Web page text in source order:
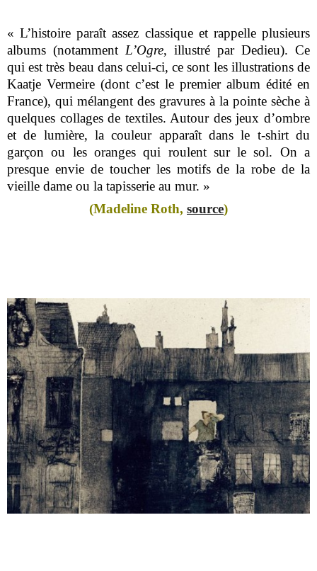
« L’histoire paraît assez classique et rappelle plusieurs
albums (notamment L’Ogre, illustré par Dedieu). Ce
qui est très beau dans celui-ci, ce sont les illustrations de
Kaatje Vermeire (dont c’est le premier album édité en
France), qui mélangent des gravures à la pointe sèche à
quelques collages de textiles. Autour des jeux d’ombre
et de lumière, la couleur apparaît dans le t-shirt du
garçon ou les oranges qui roulent sur le sol. On a
presque envie de toucher les motifs de la robe de la
vieille dame ou la tapisserie au mur. »
(Madeline Roth, source)